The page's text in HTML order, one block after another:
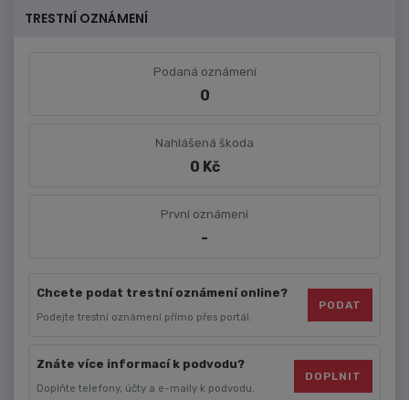
TRESTNÍ OZNÁMENÍ
Podaná oznámení
0
Nahlášená škoda
0 Kč
První oznámení
-
Chcete podat trestní oznámení online?
Podejte trestní oznámení přímo přes portál.
PODAT
Znáte více informací k podvodu?
Doplňte telefony, účty a e-maily k podvodu.
DOPLNIT